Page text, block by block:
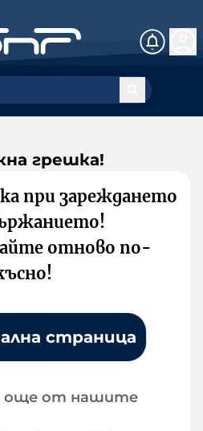
грешка!
при зареждането
отново по-
страница
още от нашите